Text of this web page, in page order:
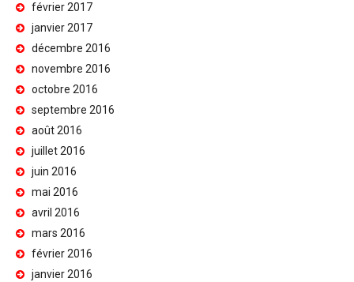
février 2017
janvier 2017
décembre 2016
novembre 2016
octobre 2016
septembre 2016
août 2016
juillet 2016
juin 2016
mai 2016
avril 2016
mars 2016
février 2016
janvier 2016